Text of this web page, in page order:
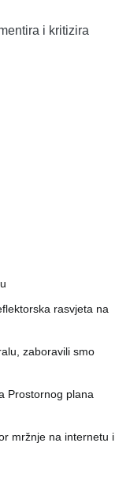
i kritizira
rasvjeta na
zaboravili smo
Prostornog plana
mržnje na internetu i